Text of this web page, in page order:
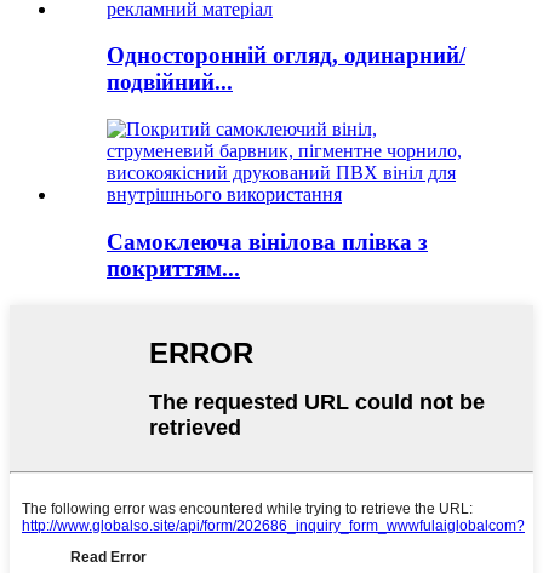
Односторонній огляд, одинарний/
подвійний...
Самоклеюча вінілова плівка з
покриттям...